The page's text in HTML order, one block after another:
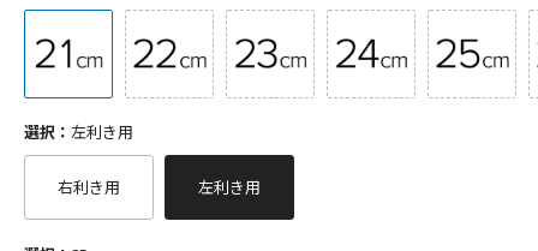
選択： 左利き用
右利き用 左利き用